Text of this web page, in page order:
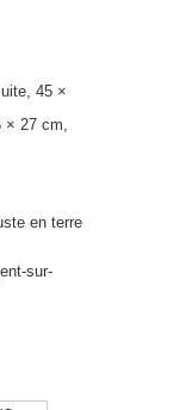
45 ×
×27 cm,
en terre
sur-